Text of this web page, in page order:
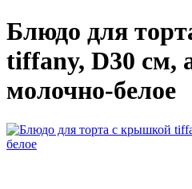
Блюдо для
tiffany, D30 см,
молочно-белое